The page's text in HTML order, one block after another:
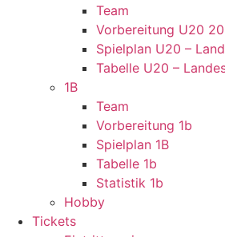
Team
Vorbereitung U20
Spielplan U20 –
Tabelle U20 –
1B
Team
Vorbereitung 1b
Spielplan 1B
Tabelle 1b
Statistik 1b
Hobby
Tickets